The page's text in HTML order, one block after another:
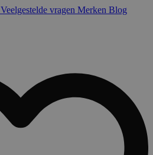
Veelgestelde vragen Merken Blog